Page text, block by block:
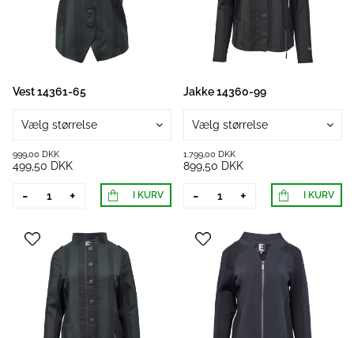
Vest 14361-65
Vælg størrelse
999,00 DKK
499,50 DKK
- + I KURV
Jakke 14360-99
Vælg størrelse
1.799,00 DKK
899,50 DKK
- + I KURV